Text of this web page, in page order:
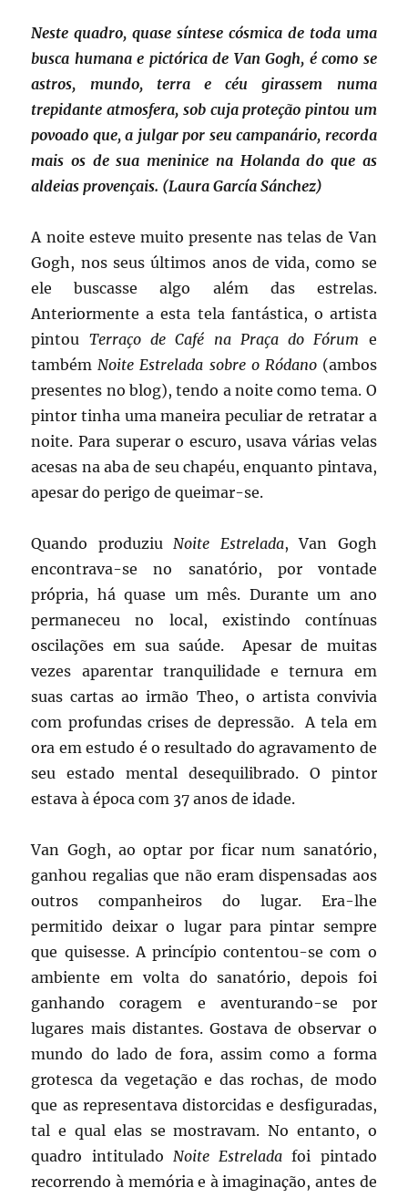
Neste quadro, quase síntese cósmica de toda uma
busca humana e pictórica de Van Gogh, é como se
astros, mundo, terra e céu girassem numa
trepidante atmosfera, sob cuja proteção pintou um
povoado que, a julgar por seu campanário, recorda
mais os de sua meninice na Holanda do que as
aldeias provençais. (Laura García Sánchez)
A noite esteve muito presente nas telas de Van
Gogh, nos seus últimos anos de vida, como se
ele buscasse algo além das estrelas.
Anteriormente a esta tela fantástica, o artista
pintou Terraço de Café na Praça do Fórum e
também Noite Estrelada sobre o Ródano (ambos
presentes no blog), tendo a noite como tema. O
pintor tinha uma maneira peculiar de retratar a
noite. Para superar o escuro, usava várias velas
acesas na aba de seu chapéu, enquanto pintava,
apesar do perigo de queimar-se.
Quando produziu Noite Estrelada, Van Gogh
encontrava-se no sanatório, por vontade
própria, há quase um mês. Durante um ano
permaneceu no local, existindo contínuas
oscilações em sua saúde. Apesar de muitas
vezes aparentar tranquilidade e ternura em
suas cartas ao irmão Theo, o artista convivia
com profundas crises de depressão. A tela em
ora em estudo é o resultado do agravamento de
seu estado mental desequilibrado. O pintor
estava à época com 37 anos de idade.
Van Gogh, ao optar por ficar num sanatório,
ganhou regalias que não eram dispensadas aos
outros companheiros do lugar. Era-lhe
permitido deixar o lugar para pintar sempre
que quisesse. A princípio contentou-se com o
ambiente em volta do sanatório, depois foi
ganhando coragem e aventurando-se por
lugares mais distantes. Gostava de observar o
mundo do lado de fora, assim como a forma
grotesca da vegetação e das rochas, de modo
que as representava distorcidas e desfiguradas,
tal e qual elas se mostravam. No entanto, o
quadro intitulado Noite Estrelada foi pintado
recorrendo à memória e à imaginação, antes de